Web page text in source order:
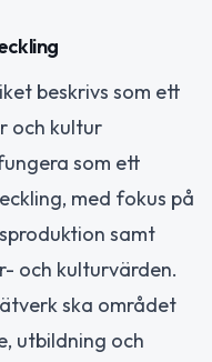
beskrivs som ett
och kultur
som ett
med fokus på
samt
och kulturvärden.
ska området
utbildning och